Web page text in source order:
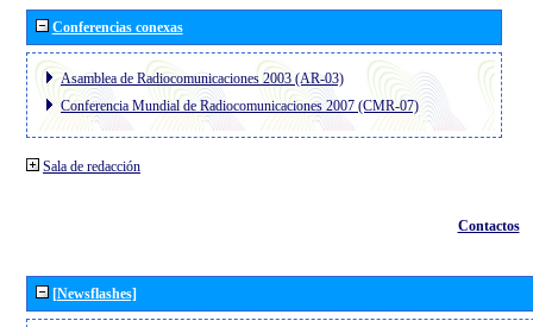
Conferencias conexas
Asamblea de Radiocomunicaciones 2003 (AR-03)
Conferencia Mundial de Radiocomunicaciones 2007 (CMR-07)
Sala de redacción
Contactos
[Newsflashes]